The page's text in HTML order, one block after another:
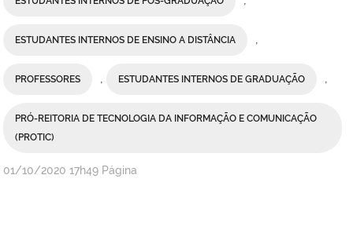
ESTUDANTES INTERNOS DE ENSINO A DISTÂNCIA ,
PROFESSORES , ESTUDANTES INTERNOS DE GRADUAÇÃO ,
PRÓ-REITORIA DE TECNOLOGIA DA INFORMAÇÃO E COMUNICAÇÃO
(PROTIC)
publicado
01/10/2020 17h49 Página